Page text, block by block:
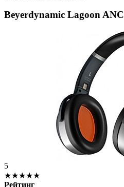
Beyerdynamic Lagoon ANC
5
★★★★★
Рейтинг